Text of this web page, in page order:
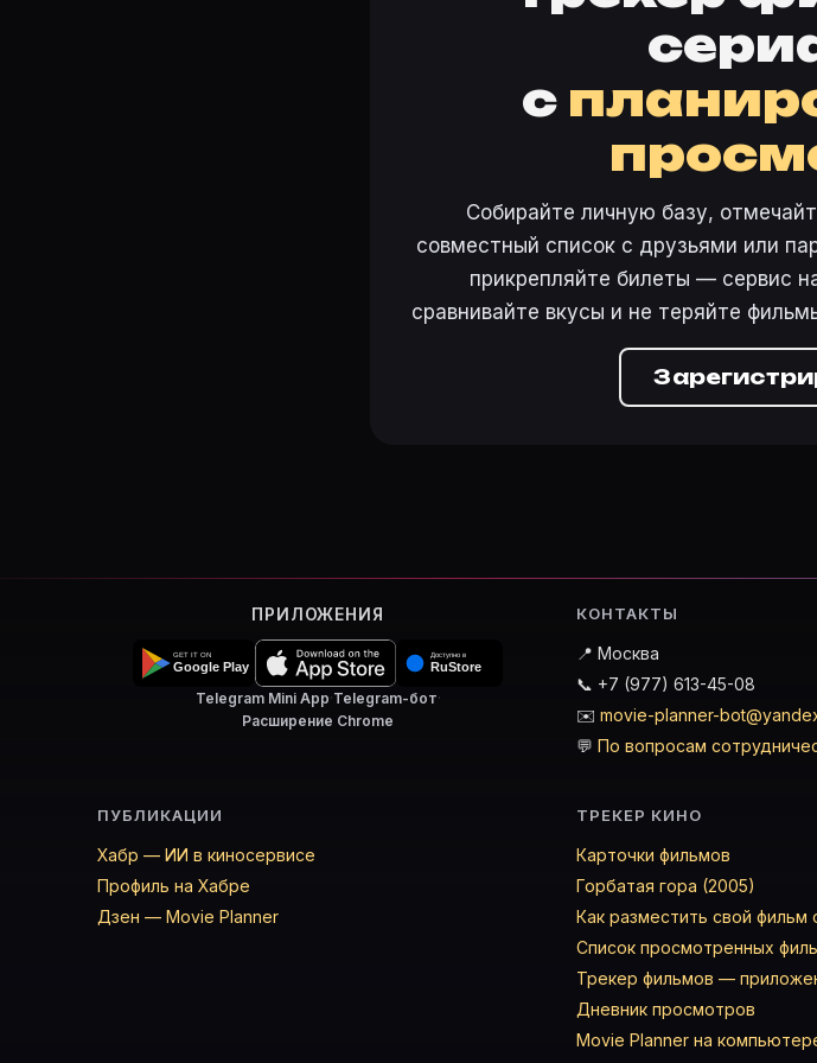
с
Собирайте личную базу,
совместный список с друзьями или
прикрепляйте билеты — сервис
сравнивайте вкусы и не теряйте
ПРИЛОЖЕНИЯ
Telegram Mini App·Telegram-бот·
Расширение Chrome
КОНТАКТЫ
📍 Москва
📞 +7 (977) 613-45-08
✉️ movie-planner-
💬 По вопросам
ПУБЛИКАЦИИ
Хабр — ИИ в киносервисе
Профиль на Хабре
Дзен — Movie Planner
ТРЕКЕР КИНО
Карточки фильмов
Горбатая гора (2005)
Как разместить свой фильм
Список просмотренных
Трекер фильмов —
Дневник просмотров
Movie Planner на